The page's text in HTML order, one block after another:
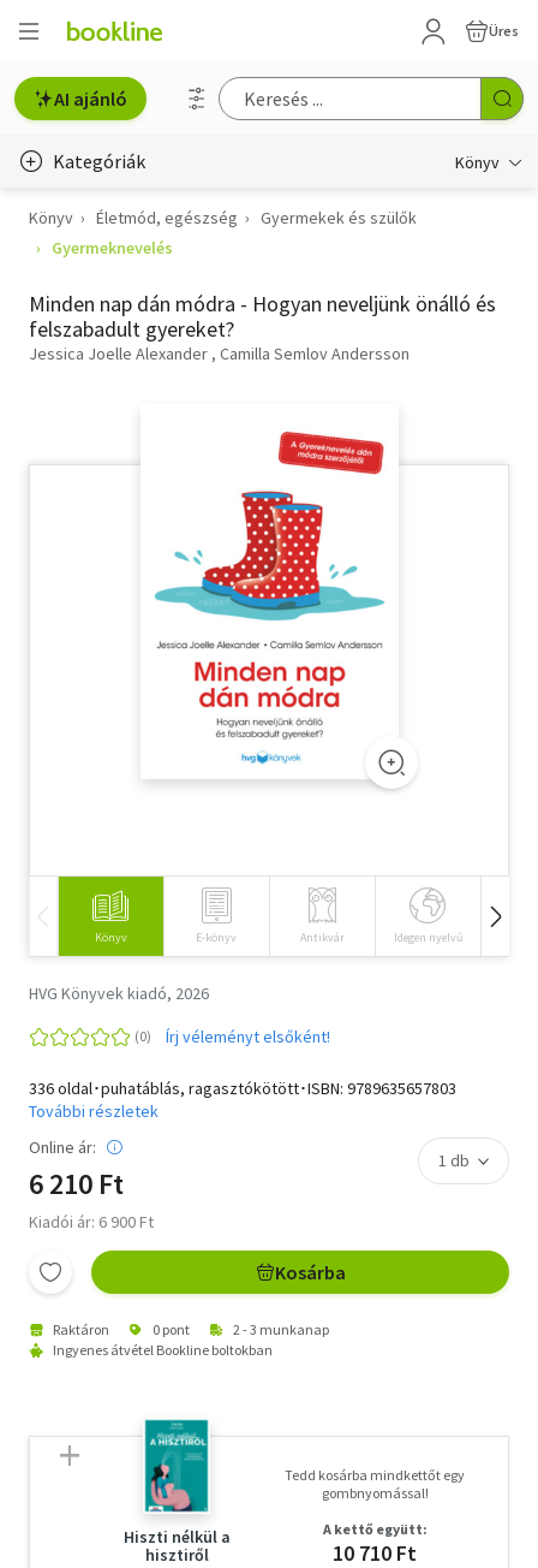
Üres
AI ajánló
Kategóriák Könyv
Életmód, egészség
Gyermek- és ifjúsági
Könyv Életmód, egészség
Gyermekek és szülők
Gyermeknevelés
Minden nap dán módra - Hogyan neveljünk önálló és
felszabadult gyereket?
Jessica Joelle Alexander Camilla Semlov Andersson
Könyv E-könyv Antikvár Idegen nyelvű
HVG Könyvek kiadó, 2026
Írj véleményt elsőként!
336 oldal･puhatáblás, ragasztókötött･ISBN: 9789635657803
További részletek
Online ár:
6 210 Ft
Kiadói ár: 6 900 Ft
Kosárba
Raktáron 0 pont
2 - 3 munkanap
Ingyenes átvétel Bookline boltokban
Hiszti nélkül a
hisztiről
Tedd kosárba mindkettőt egy
gombnyomással!
A kettő együtt:
10 710 Ft